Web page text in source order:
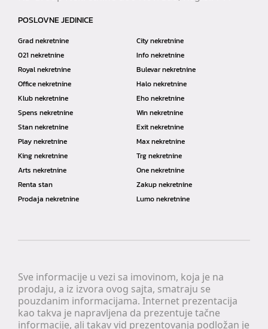
Sve informacije u vezi sa imovinom, koja je na
prodaju, a iz izvora ovog sajta, smatraju se
pouzdanim informacijama. Internet prezentacija
kao takva je napravljena da prezentuje tačne
informacije, ali takav vid prezentovanja podložan je
POSLOVNE JEDINICE
Grad nekretnine
City nekretnine
021 nekretnine
Info nekretnine
Royal nekretnine
Bulevar nekretnine
Office nekretnine
Halo nekretnine
Klub nekretnine
Eho nekretnine
Spens nekretnine
Win nekretnine
Stan nekretnine
Exit nekretnine
Play nekretnine
Max nekretnine
King nekretnine
Trg nekretnine
Arts nekretnine
One nekretnine
Renta stan
Zakup nekretnine
Prodaja nekretnine
Lumo nekretnine